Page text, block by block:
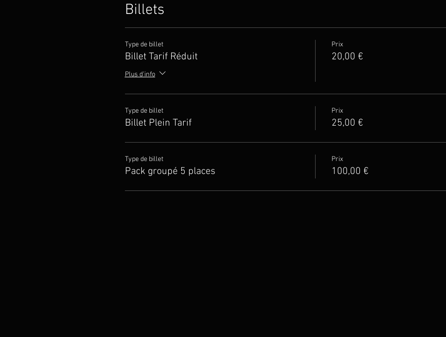
Billets
Type de billet
Billet Tarif Réduit
Plus d'info
Prix
20,00 €
Type de billet
Billet Plein Tarif
Prix
25,00 €
Type de billet
Pack groupé 5 places
Prix
100,00 €